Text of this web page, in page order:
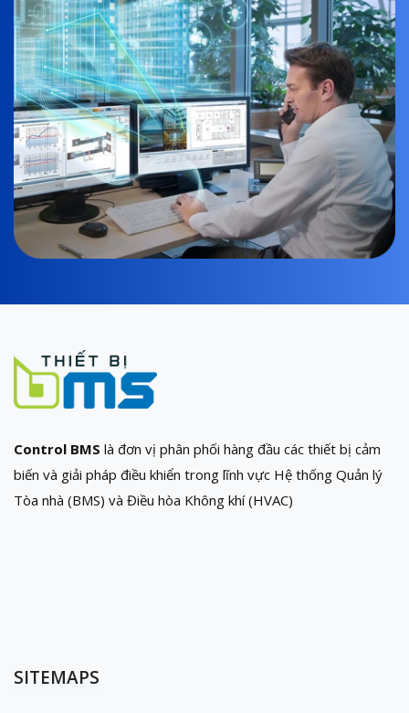
Control BMS là đơn vị phân phối hàng đầu các thiết bị cảm
biến và giải pháp điều khiển trong lĩnh vực Hệ thống Quản lý
Tòa nhà (BMS) và Điều hòa Không khí (HVAC)
SITEMAPS